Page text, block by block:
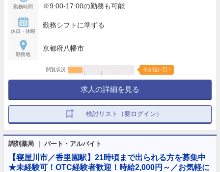
勤務時間
※9:00-17:00の勤務も可能
休日・休暇
勤務シフトに準ずる
勤務地
京都府八幡市
閲覧状況 今が狙い目！
求人の詳細を見る
検討リスト（要ログイン）
調剤薬局 ｜ パート・アルバイト
【寝屋川市／香里園駅】21時頃まで出られる方を募集中
★未経験可！OTC経験者歓迎！時給2,000円～／お気軽に